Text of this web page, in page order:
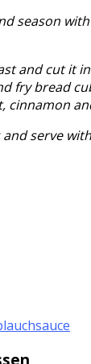
season
and cut it
fry bread
cinnamon
serve